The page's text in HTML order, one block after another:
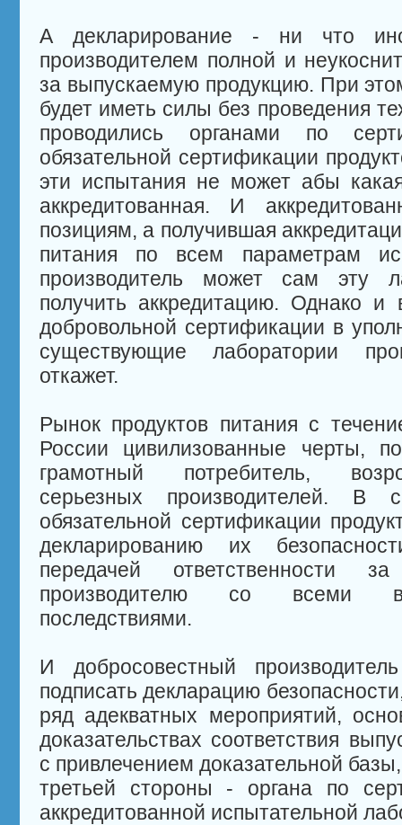
А декларирование - ни что
производителем полной и
за выпускаемую продукцию. При
будет иметь силы без проведения
проводились органами по
обязательной сертификации
эти испытания не может абы
аккредитованная. И
позициям, а получившая
питания по всем параметрам
производитель может сам эту
получить аккредитацию. Однако
добровольной сертификации в
существующие лаборатории
откажет.
Рынок продуктов питания с
России цивилизованные черты,
грамотный потребитель,
серьезных производителей.
обязательной сертификации
декларированию их
передачей ответственности
производителю со всеми
последствиями.
И добросовестный
подписать декларацию
ряд адекватных мероприятий,
доказательствах соответствия
с привлечением доказательной
третьей стороны - органа по
аккредитованной испытательной